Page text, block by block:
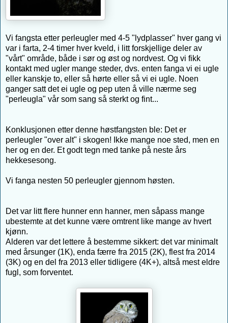
Vi fangsta etter perleugler med 4-5 "lydplasser" hver gang vi
var i farta, 2-4 timer hver kveld, i litt forskjellige deler av
"vårt" område, både i sør og øst og nordvest. Og vi fikk
kontakt med ugler mange steder, dvs. enten fanga vi ei ugle
eller kanskje to, eller så hørte eller så vi ei ugle. Noen
ganger satt det ei ugle og pep uten å ville nærme seg
"perleugla" vår som sang så sterkt og fint...
Konklusjonen etter denne høstfangsten ble: Det er
perleugler "over alt" i skogen! Ikke mange noe sted, men en
her og en der. Et godt tegn med tanke på neste års
hekkesesong.
Vi fanga nesten 50 perleugler gjennom høsten.
Det var litt flere hunner enn hanner, men såpass mange
ubestemte at det kunne være omtrent like mange av hvert
kjønn.
Alderen var det lettere å bestemme sikkert: det var minimalt
med årsunger (1K), enda færre fra 2015 (2K), flest fra 2014
(3K) og en del fra 2013 eller tidligere (4K+), altså mest eldre
fugl, som forventet.